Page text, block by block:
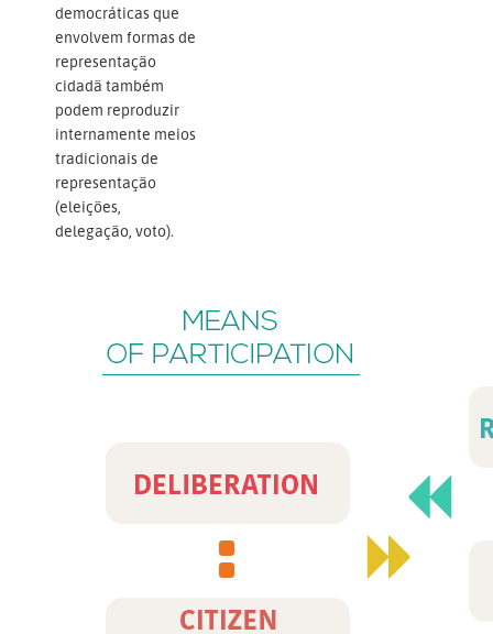
democráticas que
envolvem formas de
representação
cidadã também
podem reproduzir
internamente meios
tradicionais de
representação
(eleições,
delegação, voto).